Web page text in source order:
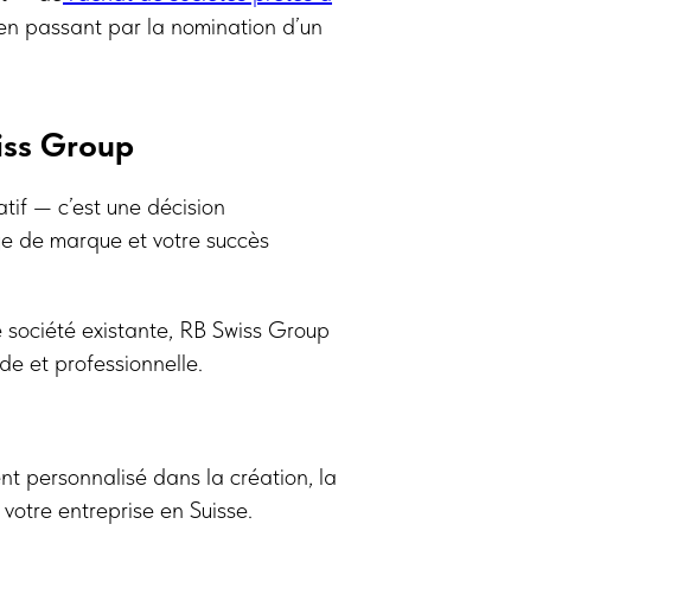
passant par la nomination d’un
Group
— c’est une décision
de marque et votre succès
existante, RB Swiss Group
et professionnelle.
personnalisé dans la création, la
entreprise en Suisse.